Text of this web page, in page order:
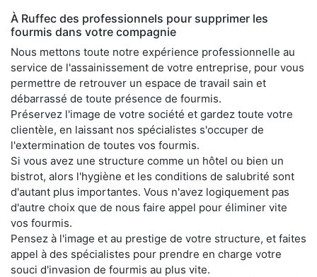
À Ruffec des professionnels pour supprimer les
fourmis dans votre compagnie
Nous mettons toute notre expérience professionnelle au
service de l'assainissement de votre entreprise, pour vous
permettre de retrouver un espace de travail sain et
débarrassé de toute présence de fourmis.
Préservez l'image de votre société et gardez toute votre
clientèle, en laissant nos spécialistes s'occuper de
l'extermination de toutes vos fourmis.
Si vous avez une structure comme un hôtel ou bien un
bistrot, alors l'hygiène et les conditions de salubrité sont
d'autant plus importantes. Vous n'avez logiquement pas
d'autre choix que de nous faire appel pour éliminer vite
vos fourmis.
Pensez à l'image et au prestige de votre structure, et faites
appel à des spécialistes pour prendre en charge votre
souci d'invasion de fourmis au plus vite.